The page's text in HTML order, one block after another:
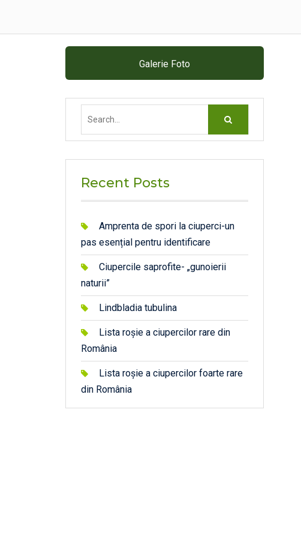
Galerie Foto
Recent Posts
Amprenta de spori la ciuperci-un
pas esențial pentru identificare
Ciupercile saprofite- „gunoierii
naturii”
Lindbladia tubulina
Lista roșie a ciupercilor rare din
România
Lista roșie a ciupercilor foarte rare
din România